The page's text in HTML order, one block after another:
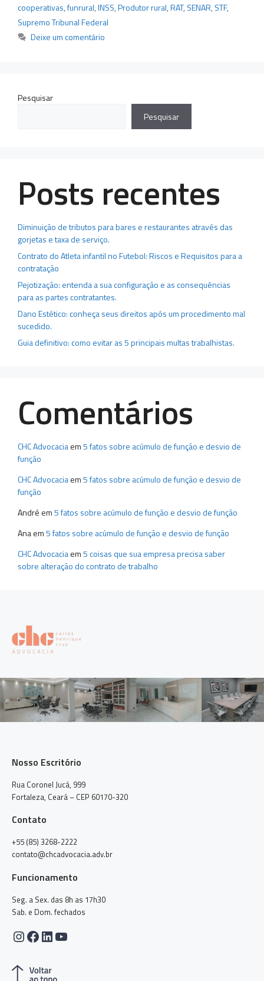
cooperativas,funrural,INSS,Produtor rural,RAT, SENAR, STF,
Supremo Tribunal Federal
Deixe um comentário
Pesquisar
Pesquisar
Posts recentes
Diminuição de tributos para bares e restaurantes através das
gorjetas e taxa de serviço.
Contrato do Atleta infantil no Futebol: Riscos e Requisitos para a
contratação
Pejotização: entenda a sua configuração e as consequências
para as partes contratantes.
Dano Estético: conheça seus direitos após um procedimento mal
sucedido.
Guia definitivo: como evitar as 5 principais multas trabalhistas.
Comentários
CHC Advocaciaem5 fatos sobre acúmulo de função e desvio de
função
CHC Advocaciaem5 fatos sobre acúmulo de função e desvio de
função
André em5 fatos sobre acúmulo de função e desvio de função
Anaem5 fatos sobre acúmulo de função e desvio de função
CHC Advocaciaem5 coisas que sua empresa precisa saber
sobre alteração do contrato de trabalho
Nosso Escritório
Rua Coronel Jucá, 999
Fortaleza, Ceará – CEP 60170-320
Contato
+55 (85) 3268-2222
contato@chcadvocacia.adv.br
Funcionamento
Seg. a Sex. das 8h as 17h30
Sab. e Dom. fechados
Instagram
Facebook
LinkedIn
Youtube